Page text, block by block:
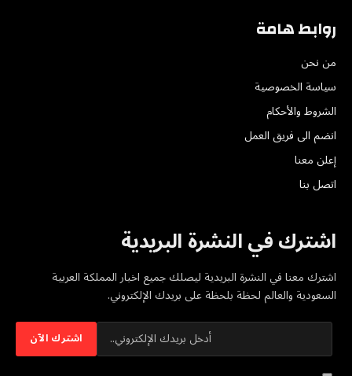
روابط هامة
من نحن
سياسة الخصوصية
الشروط والأحكام
انضم الى فريق العمل
إعلن معنا
اتصل بنا
اشترك في النشرة البريدية
اشترك معنا في النشرة البريدية ليصلك جميع اخبار المملكة العربية
السعودية والعالم لحظة بلحظة على بريدك الإلكتروني.